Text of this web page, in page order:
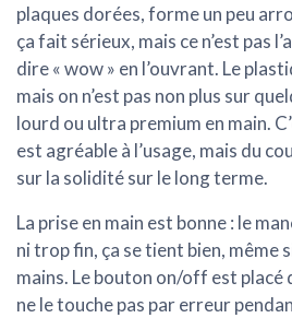
plaques dorées, forme un peu
ça fait sérieux, mais ce n’est pas
dire « wow » en l’ouvrant. Le
mais on n’est pas non plus sur
lourd ou ultra premium en main.
est agréable à l’usage, mais du
sur la solidité sur le long terme.
La prise en main est bonne : le
ni trop fin, ça se tient bien, même
mains. Le bouton on/off est placé
ne le touche pas par erreur